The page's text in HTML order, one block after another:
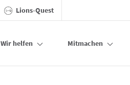
Lions-Quest
Wir helfen Mitmachen